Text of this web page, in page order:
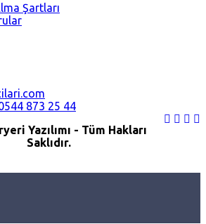
Şartları
873 25 44
Yazılımı - Tüm Hakları
Saklıdır.